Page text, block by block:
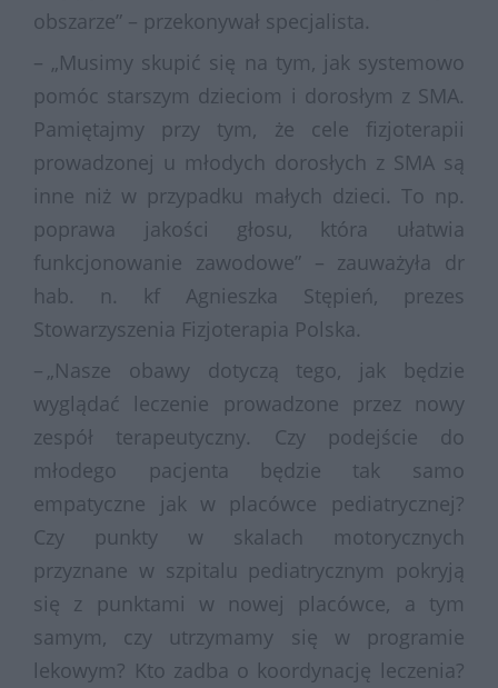
obszarze” – przekonywał specjalista.
– „Musimy skupić się na tym, jak systemowo
pomóc starszym dzieciom i dorosłym z SMA.
Pamiętajmy przy tym, że cele fizjoterapii
prowadzonej u młodych dorosłych z SMA są
inne niż w przypadku małych dzieci. To np.
poprawa jakości głosu, która ułatwia
funkcjonowanie zawodowe” – zauważyła dr
hab. n. kf Agnieszka Stępień, prezes
Stowarzyszenia Fizjoterapia Polska.
– „Nasze obawy dotyczą tego, jak będzie
wyglądać leczenie prowadzone przez nowy
zespół terapeutyczny. Czy podejście do
młodego pacjenta będzie tak samo
empatyczne jak w placówce pediatrycznej?
Czy punkty w skalach motorycznych
przyznane w szpitalu pediatrycznym pokryją
się z punktami w nowej placówce, a tym
samym, czy utrzymamy się w programie
lekowym? Kto zadba o koordynację leczenia?